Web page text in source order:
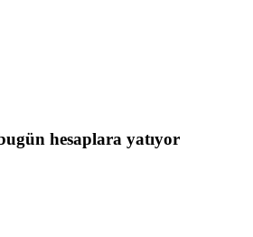
hesaplara yatıyor